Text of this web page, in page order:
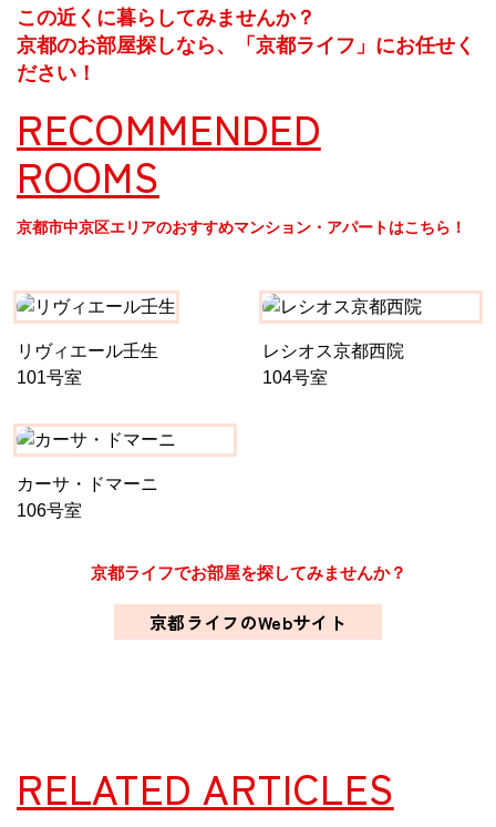
この近くに暮らしてみませんか？
京都のお部屋探しなら、「京都ライフ」にお任せく
ださい！
RECOMMENDED
ROOMS
京都市中京区エリアのおすすめマンション・アパートはこちら！
リヴィエール壬生
101号室
レシオス京都西院
104号室
カーサ・ドマーニ
106号室
京都ライフでお部屋を探してみませんか？
京都ライフのWebサイト
RELATED ARTICLES